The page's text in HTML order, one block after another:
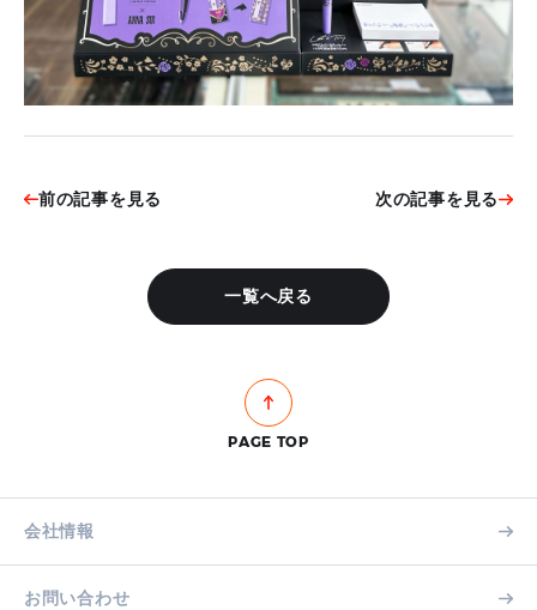
前の記事を見る 次の記事を見る
一覧へ戻る
PAGE TOP
会社情報
お問い合わせ